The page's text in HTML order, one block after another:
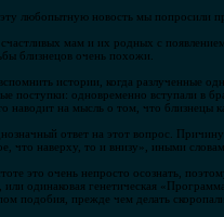
любопытную новость мы попросили
мам и их родных с
близнецов очень похожи.
истории, когда разлученные
поступки: одновременно вступали в
наводит на мысль о том, что близнецы
ответ на этот вопрос.
что наверху, то и внизу», иными
это очень непросто осознать,
или одинаковая генетическая
подобия, прежде чем делать